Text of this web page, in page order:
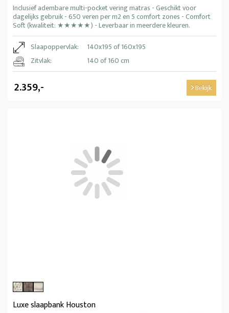
Inclusief adembare multi-pocket vering matras - Geschikt voor
dagelijks gebruik - 650 veren per m2 en 5 comfort zones - Comfort
Soft (kwaliteit: ★★★★★) - Leverbaar in meerdere kleuren.
Slaapoppervlak:
140x195 of 160x195
Zitvlak:
140 of 160 cm
2.359,- Bekijk
Luxe slaapbank Houston